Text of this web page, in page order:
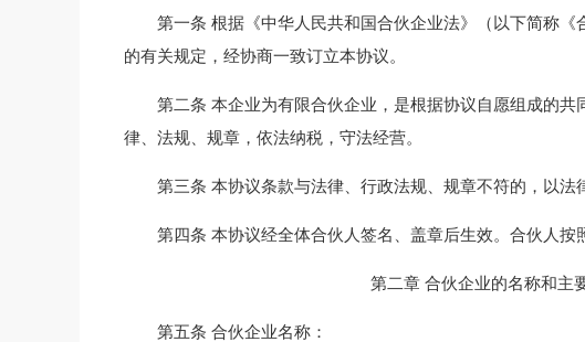
第一条 根据《中华人民共和国合伙企业法》（以下简称
的有关规定，经协商一致订立本协议。
第二条 本企业为有限合伙企业，是根据协议自愿组成的
律、法规、规章，依法纳税，守法经营。
第三条 本协议条款与法律、行政法规、规章不符的，以法
第四条 本协议经全体合伙人签名、盖章后生效。合伙人按
第二章 合伙企业的名称和主
第五条 合伙企业名称：